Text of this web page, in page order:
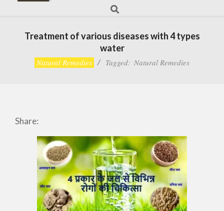
Search
Treatment of various diseases with 4 types
water
Natural Remedies Tagged: Natural Remedies
Share: